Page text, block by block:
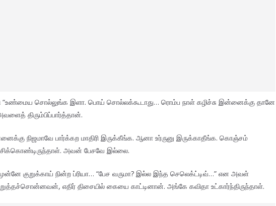
சொல்லுங்க இளா. பொய் சொல்லக்கூடாது… ரொம்ப நாள் கழிச்சு இன்னைக்கு தானே
திரும்பிப்பார்த்தான்.
நிஜமாவே பார்க்கற மாதிரி இருக்கீங்க. ஆனா உர்ருனு இருக்காதீங்க. கொஞ்சம்
அவன் பேசவே இல்லை.
குறுக்காய் நின்ற ப்ரியா… “பேச வருமா? இல்ல இந்த செலெக்ட்டிவ்…” என அவள்
எதிர் திசையில் கையை காட்டினான். அங்கே கவிதா உட்கார்ந்திருந்தாள்.